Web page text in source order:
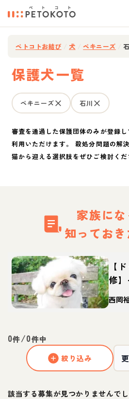
ペトコトお結び 犬 ペキニーズ
保護犬一覧
ペキニーズ 石川
審査を通過した保護団体のみが登録
利用いただけます。 殺処分問題の解
猫から迎える選択肢をぜひご検討くだ
家族に
知ってお
【
修
徴
カ
西岡
0件/0件中
絞り込み
該当する募集が見つかりませんでし